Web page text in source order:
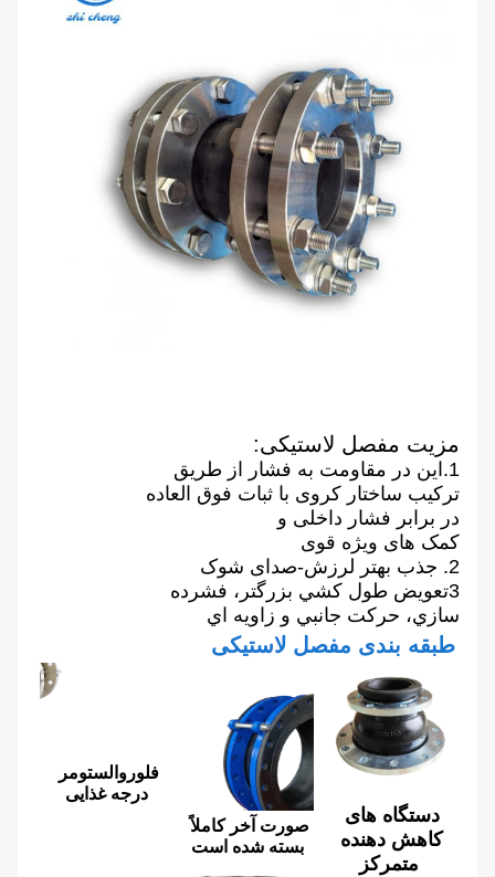
مزیت مفصل لاستیکی:
1.این در مقاومت به فشار از طریق
ترکیب ساختار کروی با ثبات فوق العاده
در برابر فشار داخلی و
کمک های ویژه قوی
2. جذب بهتر لرزش-صدای شوک
3تعويض طول کشي بزرگتر، فشرده
سازي، حرکت جانبي و زاويه اي
طبقه بندی مفصل لاستیکی
متمرکز
صورت آخر کاملاً
بسته شده است
درجه غذایی